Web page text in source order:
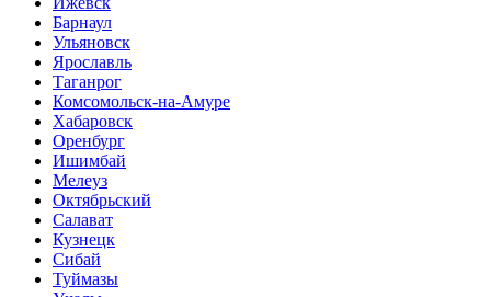
Барнаул
Ульяновск
Ярославль
Таганрог
Комсомольск-на-Амуре
Хабаровск
Оренбург
Ишимбай
Мелеуз
Октябрьский
Салават
Кузнецк
Сибай
Туймазы